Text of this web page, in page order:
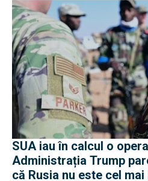
SUA iau în calcul o
Administrația Trump
că Rusia nu este cel